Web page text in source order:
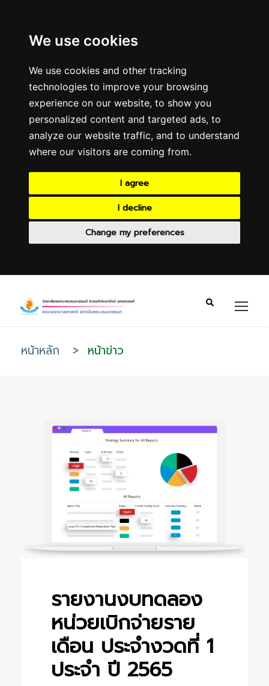
We use cookies
We use cookies and other tracking
technologies to improve your browsing
experience on our website, to show you
personalized content and targeted ads, to
analyze our website traffic, and to understand
where our visitors are coming from.
I agree
I decline
Change my preferences
หน้าหลัก > หน้าข่าว
รายงานงบทดลอง
หน่วยเบิกจ่ายราย
เดือน ประจำงวดที่ 1
ประจำ ปี 2565